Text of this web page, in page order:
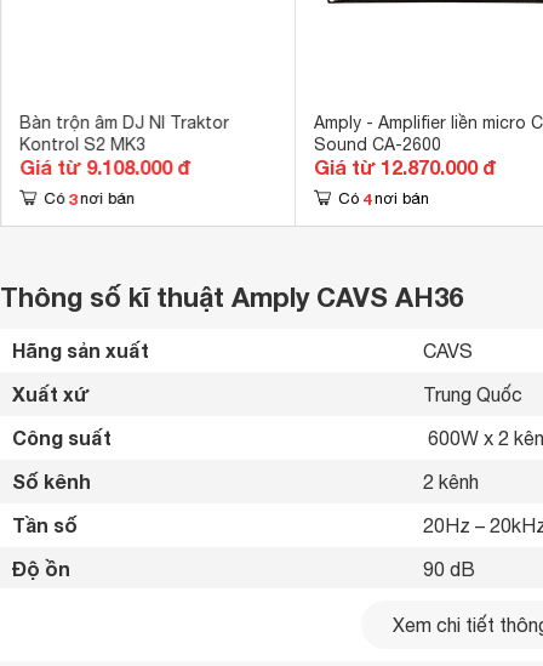
Bàn trộn âm DJ NI Traktor
Kontrol S2 MK3
Giá từ 9.108.000 đ
Có 3 nơi bán
Amply - Amplifier liền micro
Sound CA-2600
Giá từ 12.870.000 đ
Có 4 nơi bán
Thông số kĩ thuật Amply CAVS AH36
Hãng sản xuất CAVS
Xuất xứ Trung Quốc
Công suất 600W x 2
Số kênh 2 kênh
Tần số 20Hz –
Độ ồn 90 dB
≤ 0.02%
Xem chi tiết